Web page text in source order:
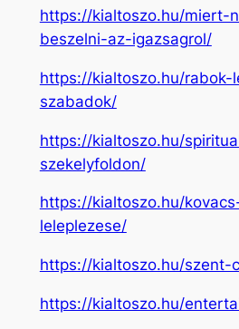
https://kialtoszo.hu/miert-
beszelni-az-igazsagrol/
https://kialtoszo.hu/rabok-
szabadok/
https://kialtoszo.hu/
szekelyfoldon/
https://kialtoszo.hu/
leleplezese/
https://kialtoszo.hu/szent-
https://kialtoszo.hu/